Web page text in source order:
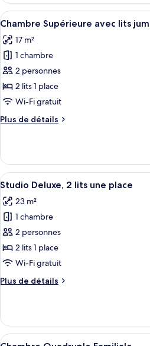
avec
lits
jumeaux
type
de
Chambre
Standard
avec
lits
jumeaux
Afficher
toutes
les
photos
pour
ce
type
chambre :
avec
lits
jumeaux
12
Chambre Supérieure avec lits
17 m²
1 chambre
2 personnes
2 lits 1 place
Wi-Fi gratuit
Plus de détails
Plus
le
type
de
Chambre
Supérieure
avec
lits
jumeaux
Afficher
toutes
les
photos
pour
ce
type
chambre :
2
lits
6
Studio Deluxe, 2 lits une place
23 m²
1 chambre
2 personnes
2 lits 1 place
Wi-Fi gratuit
Plus de détails
Plus
le
type
Afficher